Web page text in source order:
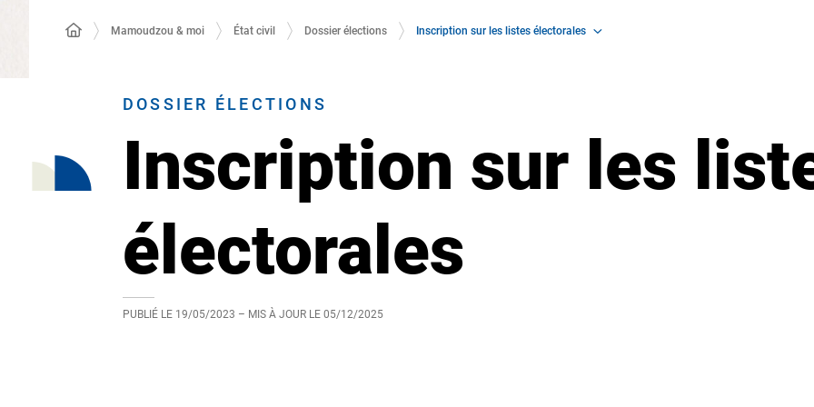
Mamoudzou & moi État civil Dossier élections Inscription sur les listes électorales
DOSSIER ÉLECTIONS
Inscription sur les
électorales
PUBLIÉ LE 19/05/2023 – MIS À JOUR LE 05/12/2025